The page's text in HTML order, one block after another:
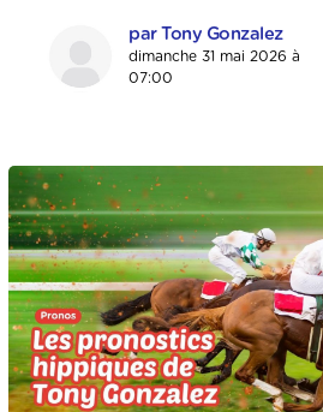
par Tony Gonzalez
dimanche 31 mai 2026 à
07:00